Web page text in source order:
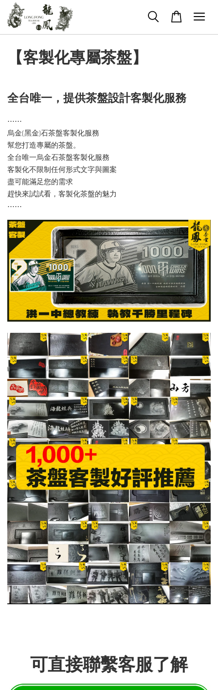
【客製化專屬茶盤】
全台唯一， 提供茶盤設計客製化服務
⋯⋯
烏金(黑金)石茶盤客製化服務
幫您打造專屬的茶盤。
全台唯一烏金石茶盤客製化服務
客製化不限制任何形式文字與圖案
盡可能滿足您的需求
趕快來試試看，客製化茶盤的魅力
⋯⋯
可直接聯繫客服了解